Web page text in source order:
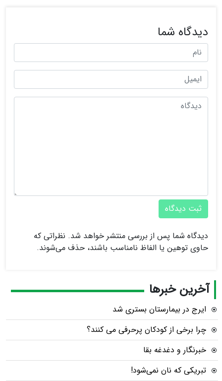
دیدگاه شما
ثبت دیدگاه
دیدگاه شما پس از بررسی منتشر خواهد شد. نظراتی که
حاوی توهین یا الفاظ نامناسب باشند، حذف می‌شوند.
آخرین خبرها
ایرج در بیمارستان بستری شد
چرا برخی از کودکان پرحرفی می کنند؟
خبرنگار و دغدغه بقا
تبریکی که نان نمی‌شود!